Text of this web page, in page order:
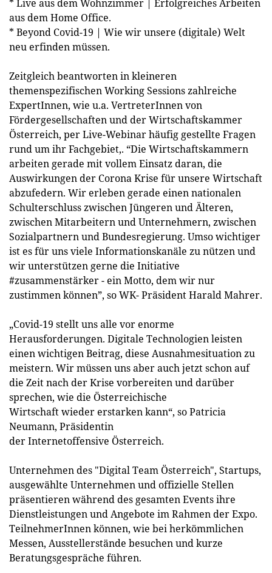
* Live aus dem Wohnzimmer | Erfolgreiches Arbeiten
aus dem Home Office.
* Beyond Covid-19 | Wie wir unsere (digitale) Welt
neu erfinden müssen.
Zeitgleich beantworten in kleineren
themenspezifischen Working Sessions zahlreiche
ExpertInnen, wie u.a. VertreterInnen von
Fördergesellschaften und der Wirtschaftskammer
Österreich, per Live-Webinar häufig gestellte Fragen
rund um ihr Fachgebiet,. “Die Wirtschaftskammern
arbeiten gerade mit vollem Einsatz daran, die
Auswirkungen der Corona Krise für unsere Wirtschaft
abzufedern. Wir erleben gerade einen nationalen
Schulterschluss zwischen Jüngeren und Älteren,
zwischen Mitarbeitern und Unternehmern, zwischen
Sozialpartnern und Bundesregierung. Umso wichtiger
ist es für uns viele Informationskanäle zu nützen und
wir unterstützen gerne die Initiative
#zusammenstärker - ein Motto, dem wir nur
zustimmen können”, so WK- Präsident Harald Mahrer.
„Covid-19 stellt uns alle vor enorme
Herausforderungen. Digitale Technologien leisten
einen wichtigen Beitrag, diese Ausnahmesituation zu
meistern. Wir müssen uns aber auch jetzt schon auf
die Zeit nach der Krise vorbereiten und darüber
sprechen, wie die Österreichische
Wirtschaft wieder erstarken kann“, so Patricia
Neumann, Präsidentin
der Internetoffensive Österreich.
Unternehmen des "Digital Team Österreich", Startups,
ausgewählte Unternehmen und offizielle Stellen
präsentieren während des gesamten Events ihre
Dienstleistungen und Angebote im Rahmen der Expo.
TeilnehmerInnen können, wie bei herkömmlichen
Messen, Ausstellerstände besuchen und kurze
Beratungsgespräche führen.